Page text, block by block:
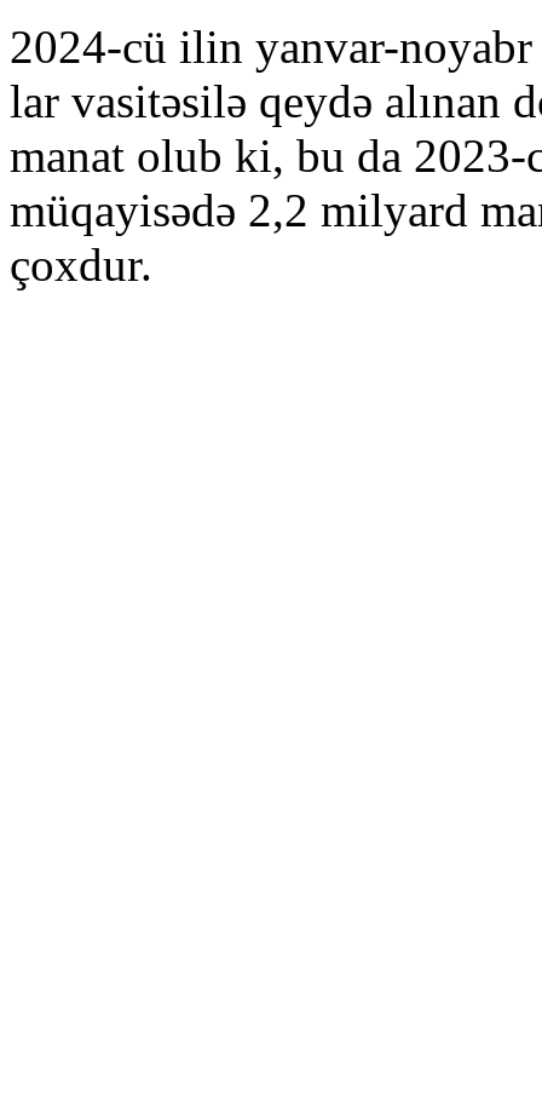
2024-cü ilin yanvar-
lar vasitəsilə qeydə
manat olub ki, bu da
müqayisədə 2,2 milyard
çoxdur.